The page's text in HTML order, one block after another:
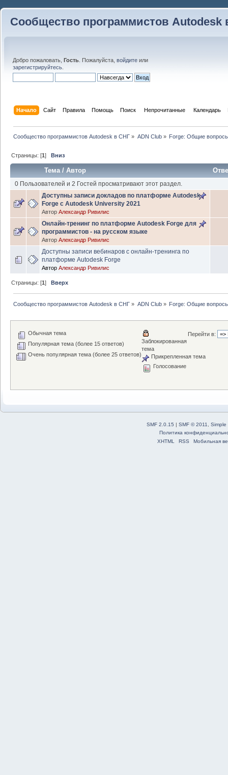
Сообщество программистов Autodesk
Добро пожаловать, Гость . Пожалуйста, войдите или
зарегистрируйтесь
Начало Сайт Правила Помощь Поиск Непрочитанные Календарь
Сообщество программистов Autodesk в СНГ » ADN Club» Forge: Общие
Страницы: [1]Вниз
Тема/Автор
0 Пользователей и 2 Гостей просматривают этот раздел.
Доступны записи докладов по платформе Autodesk
Forge с Autodesk University 2021
Автор Александр Ривилис
Онлайн-тренинг по платформе Autodesk Forge для
программистов - на русском языке
Автор Александр Ривилис
Доступны записи вебинаров с онлайн-тренинга по
платформе Autodesk Forge
Автор Александр Ривилис
Страницы: [1]Вверх
Сообщество программистов Autodesk в СНГ » ADN Club» Forge: Общие
Перейти в:
Обычная тема
Популярная тема (более 15 ответов)
Очень популярная тема (более 25 ответов)
Заблокированная
тема
Прикрепленная тема
Голосование
SMF 2.0.15 | SMF © 2011
Simple
Политика
XHTML
RSS Мобильная